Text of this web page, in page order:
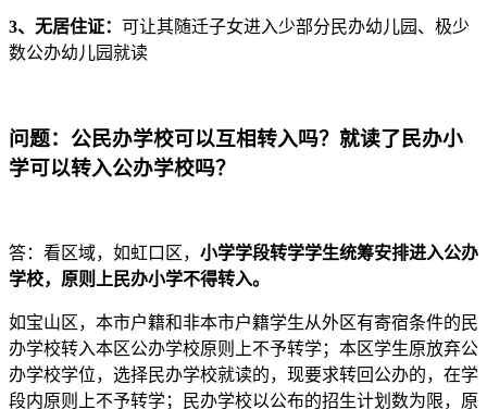
3、无居住证： 可让其随迁子女进入少部分民办幼儿园、极少
数公办幼儿园就读
问题：公民办学校可以互相转入吗？就读了民办小
学可以转入公办学校吗？
答：看区域，如虹口区， 小学学段转学学生统筹安排进入公办
学校，原则上民办小学不得转入。
如宝山区，本市户籍和非本市户籍学生从外区有寄宿条件的民
办学校转入本区公办学校原则上不予转学；本区学生原放弃公
办学校学位，选择民办学校就读的，现要求转回公办的，在学
段内原则上不予转学；民办学校以公布的招生计划数为限，原